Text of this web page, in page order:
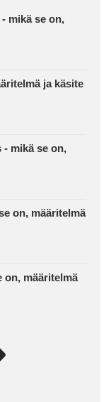
mikä se on,
ja käsite
mikä se on,
on, määritelmä
on, määritelmä